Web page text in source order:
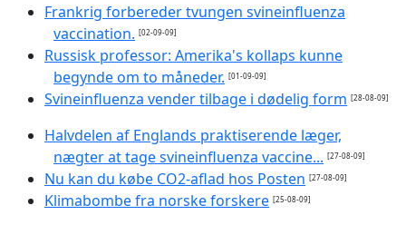
Frankrig forbereder tvungen svineinfluenza
vaccination. [02-09-09]
Russisk professor: Amerika's kollaps kunne
begynde om to måneder. [01-09-09]
Svineinfluenza vender tilbage i dødelig form [28-08-09]
Halvdelen af Englands praktiserende læger,
nægter at tage svineinfluenza vaccine... [27-08-09]
Nu kan du købe CO2-aflad hos Posten [27-08-09]
Klimabombe fra norske forskere [25-08-09]